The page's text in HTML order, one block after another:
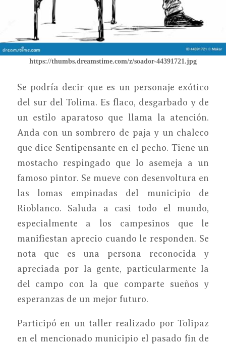
https://thumbs.dreamstime.com/z/soador-44391721.jpg
Se podría decir que es un personaje exótico
del sur del Tolima. Es flaco, desgarbado y de
un estilo aparatoso que llama la atención.
Anda con un sombrero de paja y un chaleco
que dice Sentipensante en el pecho. Tiene un
mostacho respingado que lo asemeja a un
famoso pintor. Se mueve con desenvoltura en
las lomas empinadas del municipio de
Rioblanco. Saluda a casi todo el mundo,
especialmente a los campesinos que le
manifiestan aprecio cuando le responden. Se
nota que es una persona reconocida y
apreciada por la gente, particularmente la
del campo con la que comparte sueños y
esperanzas de un mejor futuro.
Participó en un taller realizado por Tolipaz
en el mencionado municipio el pasado fin de